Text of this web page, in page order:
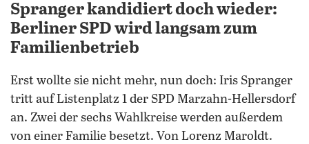
Spranger kandidiert doch wieder:
Berliner SPD wird langsam zum
Familienbetrieb
Erst wollte sie nicht mehr, nun doch: Iris Spranger
tritt auf Listenplatz 1 der SPD Marzahn-Hellersdorf
an. Zwei der sechs Wahlkreise werden außerdem
von einer Familie besetzt. Von Lorenz Maroldt.